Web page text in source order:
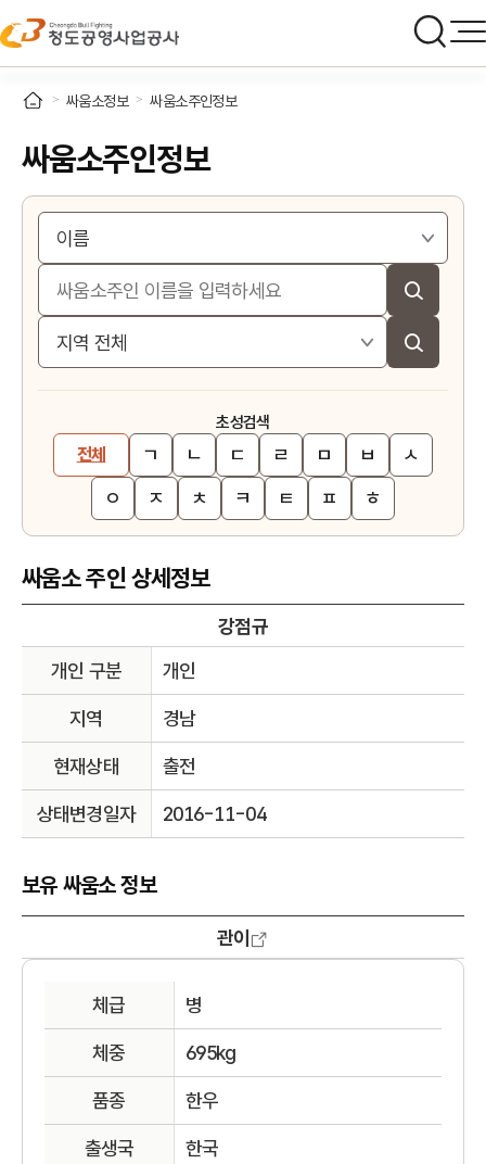
싸움소정보 싸움소주인정보
싸움소주인정보
초성검색
전체 ㄱ ㄴ ㄷ ㄹ ㅁ ㅂ
ㅅ
ㅇ
ㅈ ㅊ ㅋ ㅌ ㅍ ㅎ
싸움소 주인 상세정보
강점규
개인 구분
개인
지역 경남
현재상태 출전
상태변경일자 2016-11-04
보유 싸움소 정보
관이
체급 병
체중 695kg
품종 한우
출생국 한국